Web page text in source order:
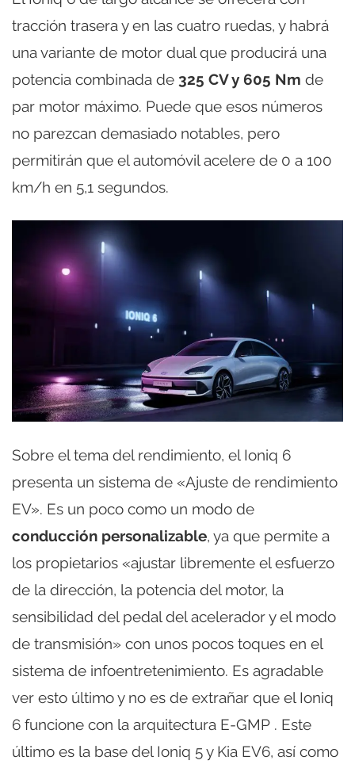
tracción trasera y en las cuatro ruedas, y habrá
una variante de motor dual que producirá una
potencia combinada de 325 CV y 605 Nm de
par motor máximo. Puede que esos números
no parezcan demasiado notables, pero
permitirán que el automóvil acelere de 0 a 100
km/h en 5,1 segundos.
Sobre el tema del rendimiento, el Ioniq 6
presenta un sistema de «Ajuste de rendimiento
EV». Es un poco como un modo de
conducción personalizable, ya que permite a
los propietarios «ajustar libremente el esfuerzo
de la dirección, la potencia del motor, la
sensibilidad del pedal del acelerador y el modo
de transmisión» con unos pocos toques en el
sistema de infoentretenimiento. Es agradable
ver esto último y no es de extrañar que el Ioniq
6 funcione con la arquitectura E-GMP . Este
último es la base del Ioniq 5 y Kia EV6, así como